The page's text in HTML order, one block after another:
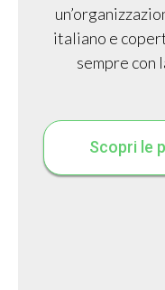
italiano e
sempre con
Scopri le